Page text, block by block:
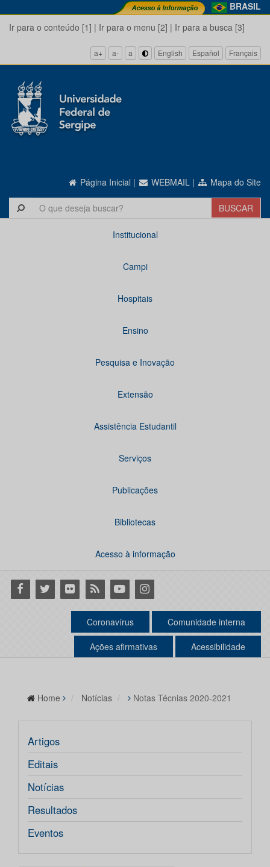
BRASIL
Ir para o conteúdo [1] | Ir para o menu [2] | Ir para a busca [3]
a+ a- a English Español Français
Página Inicial | WEBMAIL | Mapa do Site
Institucional
Campi
Hospitais
Ensino
Pesquisa e Inovação
Extensão
Assistência Estudantil
Serviços
Publicações
Bibliotecas
Acesso à informação
Facebook
Twitter Flickr RSS YoutubeInstagram
Coronavírus Comunidade interna
Ações afirmativas Acessibilidade
Home Notícias Notas Técnias 2020-2021
Artigos
Editais
Notícias
Resultados
Eventos